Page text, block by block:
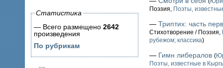
Статистика
— Всего размещено 2642
произведения
По рубрикам
Поэзия, Поэты,
— Триптих: часть
Стихотворение / Поэзия,
рубежом; классика)
— Гимн либералов (
Поэты, известные в